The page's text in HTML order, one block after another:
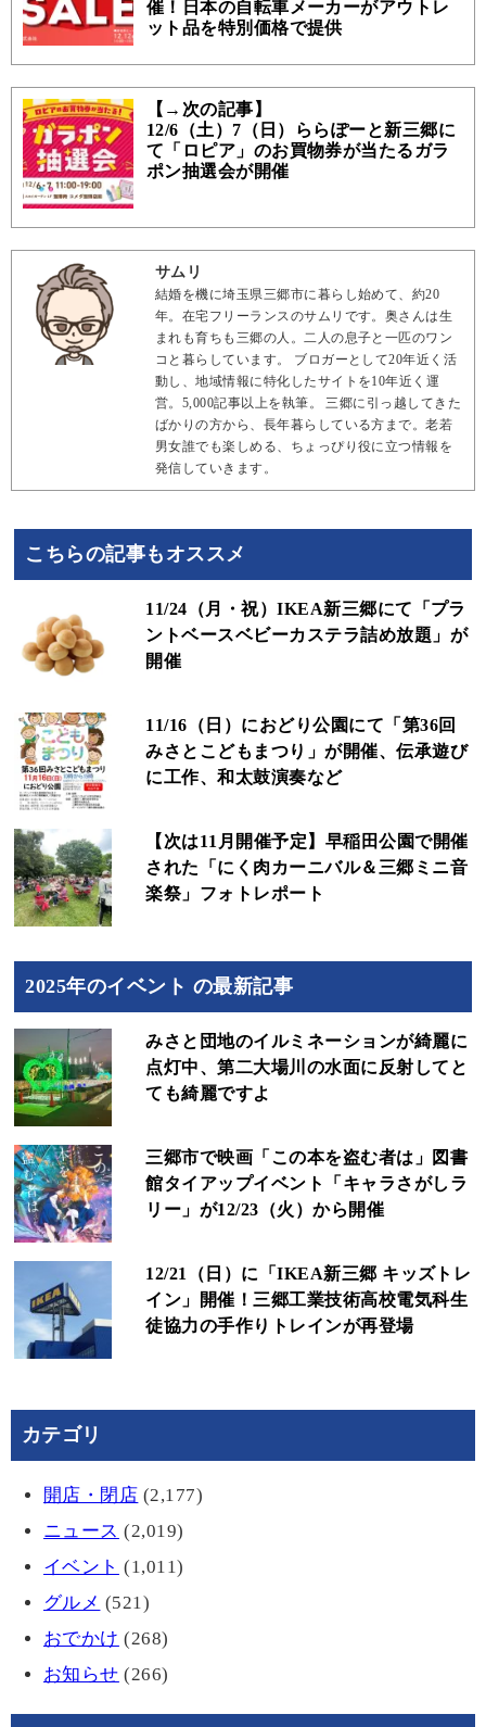
催！日本の自転車メーカーがアウトレ
ット品を特別価格で提供
【→次の記事】
12/6（土）7（日）ららぽーと新三郷に
て「ロピア」のお買物券が当たるガラ
ポン抽選会が開催
サムリ
結婚を機に埼玉県三郷市に暮らし始めて、約20
年。在宅フリーランスのサムリです。奥さんは生
まれも育ちも三郷の人。二人の息子と一匹のワン
コと暮らしています。 ブロガーとして20年近く活
動し、地域情報に特化したサイトを10年近く運
営。5,000記事以上を執筆。 三郷に引っ越してきた
ばかりの方から、長年暮らしている方まで。老若
男女誰でも楽しめる、ちょっぴり役に立つ情報を
発信していきます。
こちらの記事もオススメ
11/24（月・祝）IKEA新三郷にて「プラ
ントベースベビーカステラ詰め放題」が
開催
11/16（日）におどり公園にて「第36回
みさとこどもまつり」が開催、伝承遊び
に工作、和太鼓演奏など
【次は11月開催予定】早稲田公園で開催
された「にく肉カーニバル＆三郷ミニ音
楽祭」フォトレポート
2025年のイベント の最新記事
みさと団地のイルミネーションが綺麗に
点灯中、第二大場川の水面に反射してと
ても綺麗ですよ
三郷市で映画「この本を盗む者は」図書
館タイアップイベント「キャラさがしラ
リー」が12/23（火）から開催
12/21（日）に「IKEA新三郷 キッズトレ
イン」開催！三郷工業技術高校電気科生
徒協力の手作りトレインが再登場
カテゴリ
開店・閉店 (2,177)
ニュース (2,019)
イベント (1,011)
グルメ (521)
おでかけ (268)
お知らせ (266)